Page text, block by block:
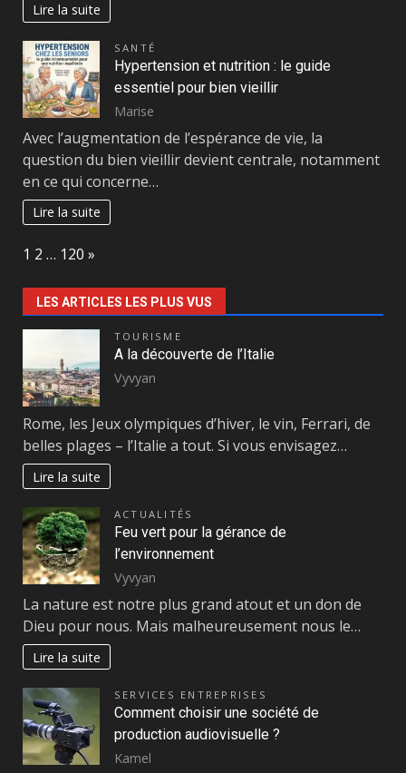
Lire la suite
SANTÉ
Hypertension et nutrition : le guide
essentiel pour bien vieillir
Marise
Avec l’augmentation de l’espérance de vie, la
question du bien vieillir devient centrale, notamment
en ce qui concerne…
Lire la suite
Page:
1 2 … 120 Next
»
LES ARTICLES LES PLUS VUS
TOURISME
A la découverte de l’Italie
Vyvyan
Rome, les Jeux olympiques d’hiver, le vin, Ferrari, de
belles plages – l’Italie a tout. Si vous envisagez…
Lire la suite
ACTUALITÉS
Feu vert pour la gérance de
l’environnement
Vyvyan
La nature est notre plus grand atout et un don de
Dieu pour nous. Mais malheureusement nous le…
Lire la suite
SERVICES ENTREPRISES
Comment choisir une société de
production audiovisuelle ?
Kamel